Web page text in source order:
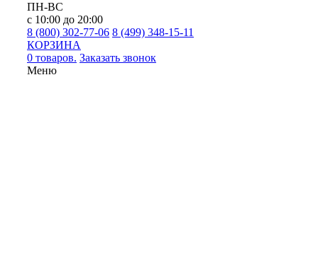
ПН-ВС
с 10:00 до 20:00
8 (800) 302-77-06 8 (499) 348-15-11
КОРЗИНА
0 товаров. Заказать звонок
Меню